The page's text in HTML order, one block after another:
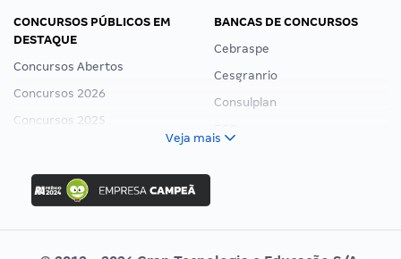
CONCURSOS PÚBLICOS EM
DESTAQUE
Concursos Abertos
Concursos 2026
Concursos 2025
Concurso Ibama
Concurso MPU
Editais publicados
BANCAS DE CONCURSOS
Cebraspe
Cesgranrio
Consulplan
Veja mais